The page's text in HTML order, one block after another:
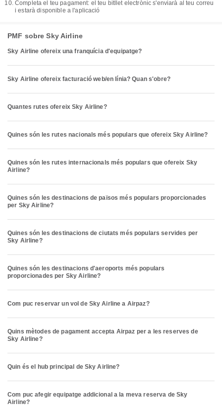
Completa el teu pagament: el teu bitllet electrònic s'enviarà al teu correu
i estarà disponible a l'aplicació
PMF sobre Sky Airline
Sky Airline ofereix una franquícia d'equipatge?
Sky Airline ofereix facturació web/en línia? Quan s'obre?
Quantes rutes ofereix Sky Airline?
Quines són les rutes nacionals més populars que ofereix Sky Airline?
Quines són les rutes internacionals més populars que ofereix Sky
Airline?
Quines són les destinacions de països més populars proporcionades
per Sky Airline?
Quines són les destinacions de ciutats més populars servides per
Sky Airline?
Quines són les destinacions d'aeroports més populars
proporcionades per Sky Airline?
Com puc reservar un vol de Sky Airline a Airpaz?
Quins mètodes de pagament accepta Airpaz per a les reserves de
Sky Airline?
Quin és el hub principal de Sky Airline?
Com puc afegir equipatge addicional a la meva reserva de Sky
Airline?